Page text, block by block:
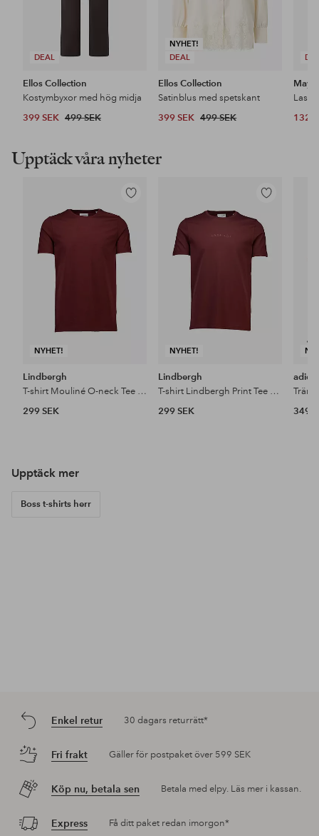
DEAL
Ellos Collection
Kostymbyxor med hög midja
399 SEK 499 SEK
NYHET!
DEAL
Ellos Collection
Satinblus med spetskant
399 SEK 499 SEK 132
Upptäck våra nyheter
NYHET!
Lägg
favoriter
Lindbergh
T-shirt Mouliné O-neck Tee S/S
299 SEK
NYHET!
Lägg
i
favoriter
Lindbergh
T-shirt Lindbergh Print Tee S/S
299 SEK
349
Upptäck mer
Boss t-shirts herr
Enkel retur 30 dagars returrätt*
Fri frakt Gäller för postpaket över 599 SEK
Köp nu, betala sen Betala med elpy. Läs mer i kassan.
Express Få ditt paket redan imorgon*